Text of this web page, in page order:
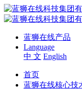
蓝狮在线产品
Language
中 文 English
首页
蓝狮在线核心技